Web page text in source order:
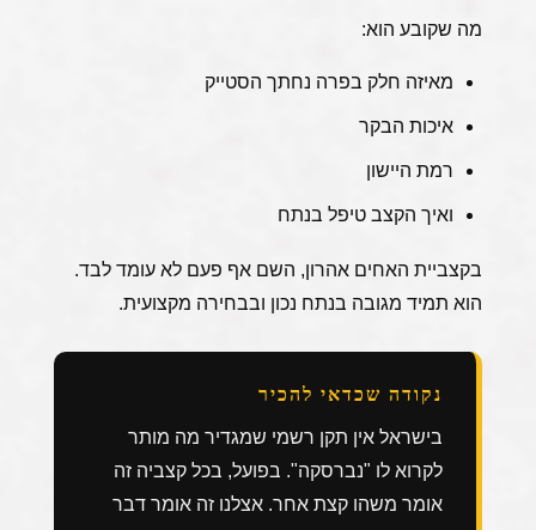
מה שקובע הוא:
מאיזה חלק בפרה נחתך הסטייק
איכות הבקר
רמת היישון
ואיך הקצב טיפל בנתח
בקצביית האחים אהרון, השם אף פעם לא עומד לבד.
הוא תמיד מגובה בנתח נכון ובבחירה מקצועית.
נקודה שכדאי להכיר
בישראל אין תקן רשמי שמגדיר מה מותר
לקרוא לו "נברסקה". בפועל, בכל קצביה זה
אומר משהו קצת אחר. אצלנו זה אומר דבר